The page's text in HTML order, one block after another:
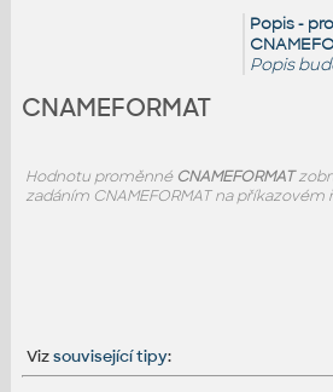
Popis -
Popis
CNAMEFORMAT
Hodnotu proměnné CNAMEFORMAT
zadáním CNAMEFORMAT na příkazovém
Vizsouvisející tipy: